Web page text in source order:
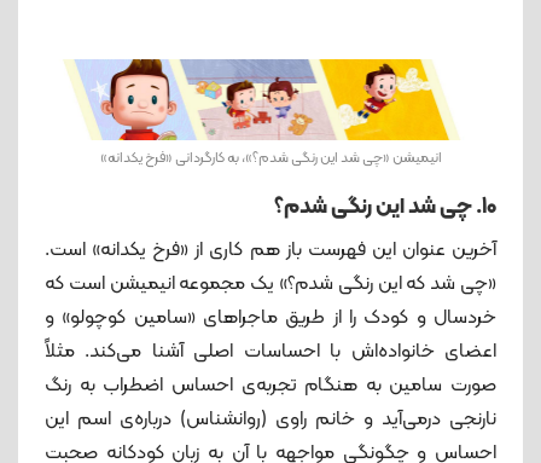
انیمیشن «چی شد این رنگی شدم؟»، به کارگردانی «فرخ یکدانه»
10. چی شد این رنگی شدم؟
آخرین عنوان این فهرست باز هم کاری از «فرخ یکدانه» است.
«چی شد که این رنگی شدم؟» یک مجموعه انیمیشن است که
خردسال و کودک را از طریق ماجراهای «سامین کوچولو» و
اعضای خانواده‌اش با احساسات اصلی آشنا می‌کند. مثلاً
صورت سامین به هنگام‌ تجربه‌ی احساس اضطراب به رنگ
نارنجی درمی‌آید و خانم راوی (روانشناس) درباره‌ی اسم این
احساس و چگونگی مواجهه با آن به زبان کودکانه صحبت